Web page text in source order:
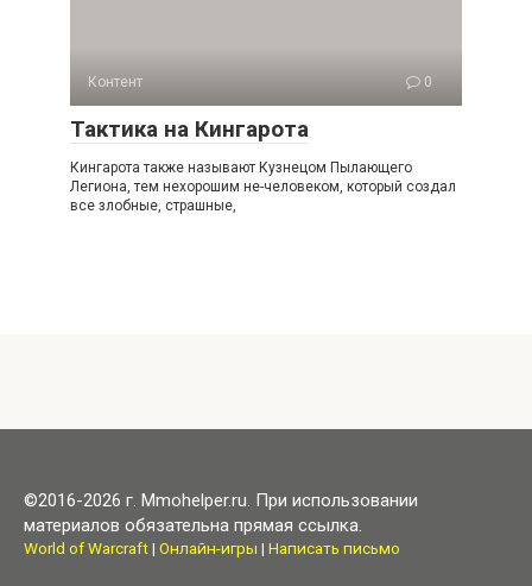
Контент 0
Тактика на Кингарота
Кингарота также называют Кузнецом Пылающего
Легиона, тем нехорошим не-человеком, который создал
все злобные, страшные,
©2016-2026 г. Mmohelper.ru. При использовании
материалов обязательна прямая ссылка.
World of Warcraft| Онлайн-игры | Написать письмо